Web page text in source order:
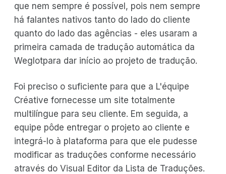
que nem sempre é possível, pois nem sempre
há falantes nativos tanto do lado do cliente
quanto do lado das agências - eles usaram a
primeira camada de tradução automática da
Weglotpara dar início ao projeto de tradução.
Foi preciso o suficiente para que a L'équipe
Créative fornecesse um site totalmente
multilíngue para seu cliente. Em seguida, a
equipe pôde entregar o projeto ao cliente e
integrá-lo à plataforma para que ele pudesse
modificar as traduções conforme necessário
através do Visual Editor da Lista de Traduções.